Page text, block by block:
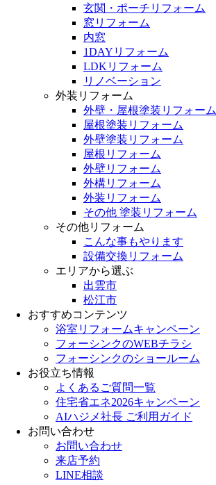
玄関・ポーチリフォーム
窓リフォーム
内窓
1DAYリフォーム
LDKリフォーム
リノベーション
外装リフォーム
外壁・屋根塗装リフォーム
屋根塗装リフォーム
外壁塗装リフォーム
屋根リフォーム
外壁リフォーム
外構リフォーム
外装リフォーム
その他 塗装リフォーム
その他リフォーム
こんな事もやります
設備交換リフォーム
エリアから選ぶ
出雲市
松江市
おすすめコンテンツ
浴室リフォームキャンペーン
フォーシンクのWEBチラシ
フォーシンクのショールーム
お役立ち情報
よくあるご質問一覧
住宅省エネ2026キャンペーン
AIハジメ社長 ご利用ガイド
お問い合わせ
お問い合わせ
来店予約
LINE相談